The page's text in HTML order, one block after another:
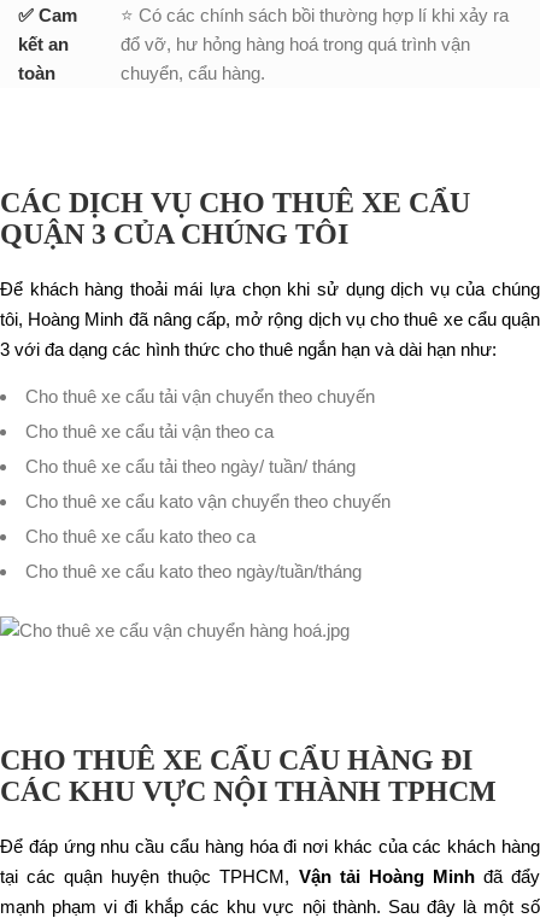
✅ Cam
kết an
toàn
⭐ Có các chính sách bồi thường hợp lí khi xảy ra
đổ vỡ, hư hỏng hàng hoá trong quá trình vận
chuyển, cẩu hàng.
CÁC DỊCH VỤ CHO THUÊ XE CẨU
QUẬN 3 CỦA CHÚNG TÔI
Để khách hàng thoải mái lựa chọn khi sử dụng dịch vụ của chúng
tôi, Hoàng Minh đã nâng cấp, mở rộng dịch vụ cho thuê xe cẩu quận
3 với đa dạng các hình thức cho thuê ngắn hạn và dài hạn như:
Cho thuê xe cẩu tải vận chuyển theo chuyến
Cho thuê xe cẩu tải vận theo ca
Cho thuê xe cẩu tải theo ngày/ tuần/ tháng
Cho thuê xe cẩu kato vận chuyển theo chuyến
Cho thuê xe cẩu kato theo ca
Cho thuê xe cẩu kato theo ngày/tuần/tháng
CHO THUÊ XE CẨU CẨU HÀNG ĐI
CÁC KHU VỰC NỘI THÀNH TPHCM
Để đáp ứng nhu cầu cẩu hàng hóa đi nơi khác của các khách hàng
tại các quận huyện thuộc TPHCM, Vận tải Hoàng Minhđã đẩy
mạnh phạm vi đi khắp các khu vực nội thành. Sau đây là một số